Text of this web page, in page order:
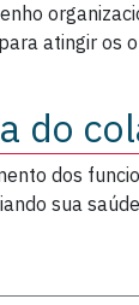
atingir os
do
dos
sua